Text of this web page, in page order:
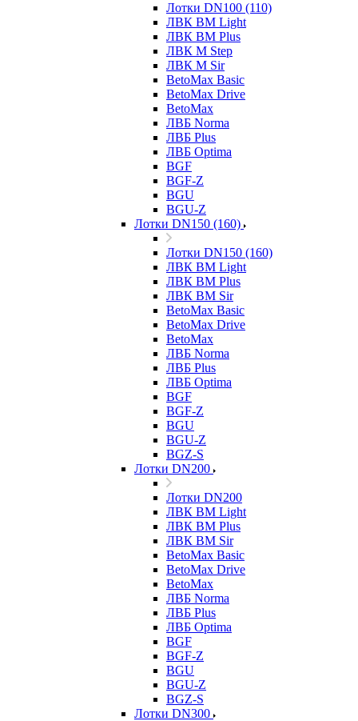
Лотки DN100 (110)
ЛВК ВМ Light
ЛВК ВМ Plus
ЛВК М Step
ЛВК М Sir
BetoMax Basic
BetoMax Drive
BetoMax
ЛВБ Norma
ЛВБ Plus
ЛВБ Optima
BGF
BGF-Z
BGU
BGU-Z
Лотки DN150 (160)
Лотки DN150 (160)
ЛВК ВМ Light
ЛВК ВМ Plus
ЛВК ВМ Sir
BetoMax Basic
BetoMax Drive
BetoMax
ЛВБ Norma
ЛВБ Plus
ЛВБ Optima
BGF
BGF-Z
BGU
BGU-Z
BGZ-S
Лотки DN200
Лотки DN200
ЛВК ВМ Light
ЛВК ВМ Plus
ЛВК ВМ Sir
BetoMax Basic
BetoMax Drive
BetoMax
ЛВБ Norma
ЛВБ Plus
ЛВБ Optima
BGF
BGF-Z
BGU
BGU-Z
BGZ-S
Лотки DN300